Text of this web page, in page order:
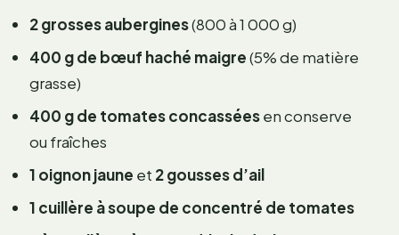
2 grosses aubergines(800 à 1 000 g)
400 g de bœuf haché maigre(5% de matière
grasse)
400 g de tomates concasséesen conserve
ou fraîches
1 oignon jaune et 2 gousses d’ail
1 cuillère à soupe de concentré de tomates